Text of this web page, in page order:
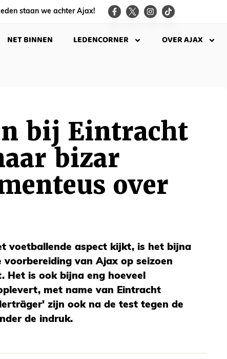
staan we achter Ajax!
NET BINNEN LEDENCORNER OVER AJAX
bij Eintracht
bizar
over
voetballende aspect kijkt, is het bijna
voorbereiding van Ajax op seizoen
Het is ook bijna eng hoeveel
met name van Eintracht
zijn ook na de test tegen de
de indruk.